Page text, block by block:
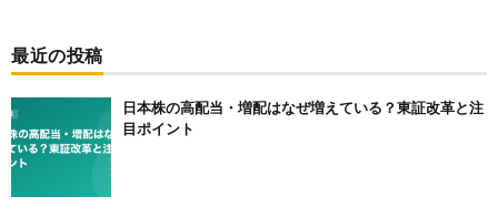
最近の投稿
日本株の高配当・増配はなぜ増えている？東証改革と注
目ポイント